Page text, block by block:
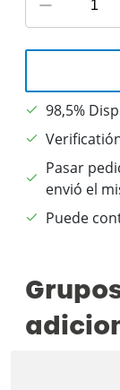
98,5%
Pasar
envió el
Puede